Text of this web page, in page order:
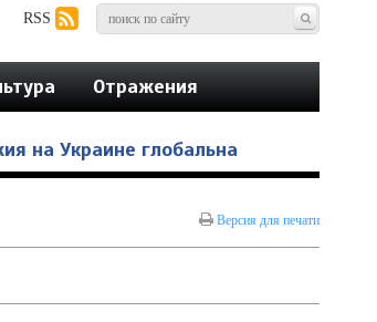
RSS
Отражения
на Украине глобальна
Версия для печати